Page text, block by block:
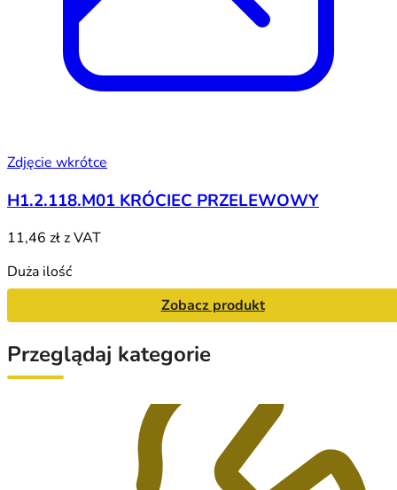
Zdjęcie wkrótce
H1.2.118.M01 KRÓCIEC PRZELEWOWY
11,46 złz VAT
Duża ilość
Zobacz produkt
Przeglądaj kategorie